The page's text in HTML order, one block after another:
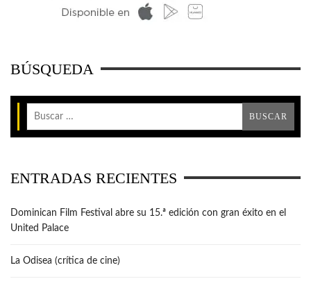
BÚSQUEDA
ENTRADAS RECIENTES
Dominican Film Festival abre su 15.ª edición con gran éxito en el
United Palace
La Odisea (crítica de cine)